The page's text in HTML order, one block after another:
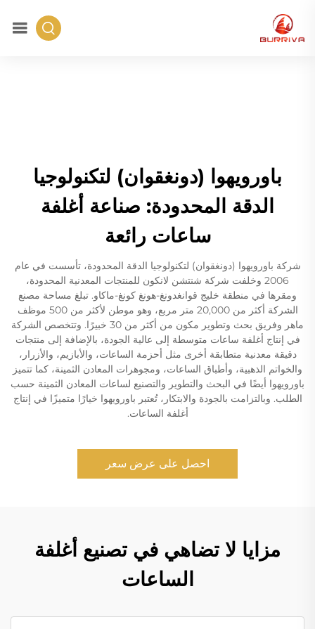
باورويهوا (دونغقوان) لتكنولوجيا
الدقة المحدودة: صناعة أغلفة
ساعات رائعة
شركة باورويهوا (دونغقوان) لتكنولوجيا الدقة المحدودة، تأسست في عام
2006 وخلفت شركة شنتشن لانكون للمنتجات المعدنية المحدودة،
ومقرها في منطقة خليج قوانغدونغ-هونغ كونغ-ماكاو. تبلغ مساحة مصنع
الشركة أكثر من 20,000 متر مربع، وهو موطن لأكثر من 500 موظف
ماهر وفريق بحث وتطوير مكون من أكثر من 30 خبيرًا. وتتخصص الشركة
في إنتاج أغلفة ساعات متوسطة إلى عالية الجودة، بالإضافة إلى منتجات
دقيقة معدنية متطابقة أخرى مثل أحزمة الساعات، والأبازيم، والأزرار،
والخواتم الذهبية، وأطباق الساعات، ومجوهرات المعادن الثمينة، كما تتميز
باورويهوا أيضًا في البحث والتطوير والتصنيع لساعات المعادن الثمينة حسب
الطلب. وبالتزامت بالجودة والابتكار، تُعتبر باورويهوا خيارًا متميزًا في إنتاج
أغلفة الساعات.
احصل على عرض سعر
مزايا لا تضاهي في تصنيع أغلفة
الساعات